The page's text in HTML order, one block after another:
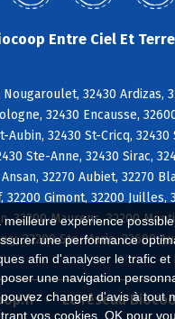
expérience
une performance
afin d'analyser le trafic
une navigation
changer d'avis à tout
vos cookies. OK pour
Entre Ciel Et
Nougaroulet, 32430 Ardizas,
32430 Encausse,
Aubin, 32430 St-Cricq, 32430
Ste-Anne, 32430 Sirac,
32270 Aubiet, 32270
Gimont, 32200 Juilles,
32200 Maurens, 32200
32200 Ste-Marie, 32600
Le réseau